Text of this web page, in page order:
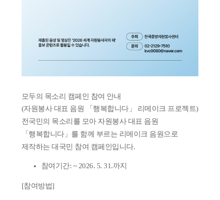
모두의 목소리 캠페인 참여 안내
(자원봉사 대표 음원 「행복합니다」 리메이크 프로젝트)
전국민의 목소리를 모아 자원봉사 대표 음원
「행복합니다」를 함께 부르는 리메이크 음원으로
제작하는 대국민 참여 캠페인입니다.
참여기간: ~ 2026. 5. 31.까지
[참여방법]